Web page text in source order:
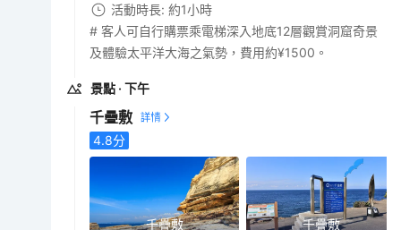
活動時長: 約1小時
# 客人可自行購票乘電梯深入地底12層觀賞洞窟奇景
及體驗太平洋大海之氣勢，費用約¥1500。
景點 · 下午
千疊敷
4.8分
千疊敷 千疊敷